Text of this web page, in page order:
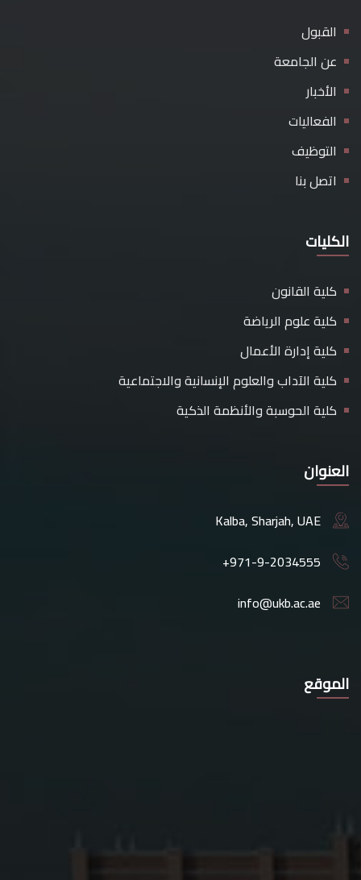
القبول
عن الجامعة
الأخبار
الفعاليات
التوظيف
اتصل بنا
الكليات
كلية القانون
كلية علوم الرياضة
كلية إدارة الأعمال
كلية الآداب والعلوم الإنسانية والاجتماعية
كلية الحوسبة والأنظمة الذكية
العنوان
Kalba, Sharjah, UAE
+971-9-2034555
info@ukb.ac.ae
الموقع